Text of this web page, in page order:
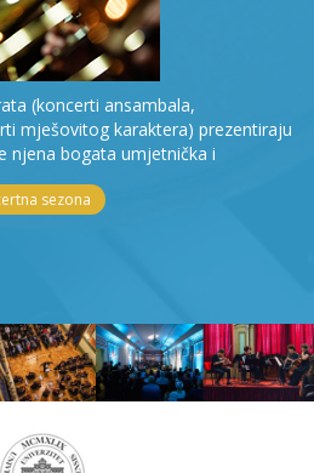
(koncerti ansambala,
mješovitog karaktera) prezentiraju
njena bogata umjetnička i
sezona